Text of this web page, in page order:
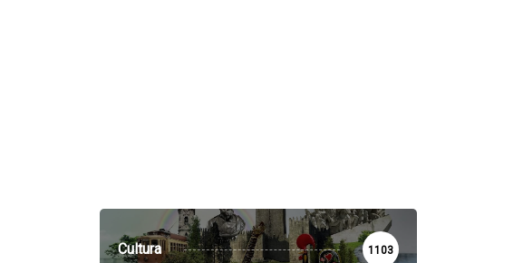
Cultura 1103